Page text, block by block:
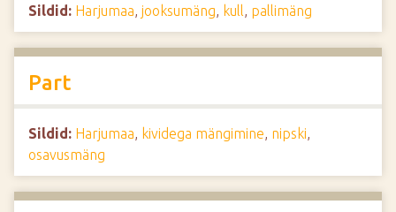
Sildid: Harjumaa, jooksumäng, kull, pallimäng
Part
Sildid: Harjumaa, kividega mängimine, nipski,
osavusmäng